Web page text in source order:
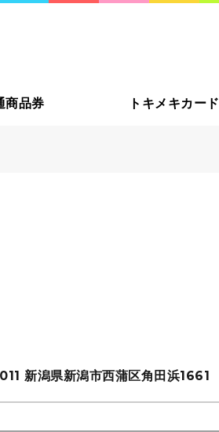
商品券 トキメキカード
新潟県新潟市西蒲区角田浜1661